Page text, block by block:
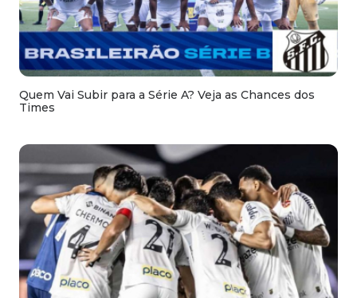
Quem Vai Subir para a Série A? Veja as Chances dos
Times